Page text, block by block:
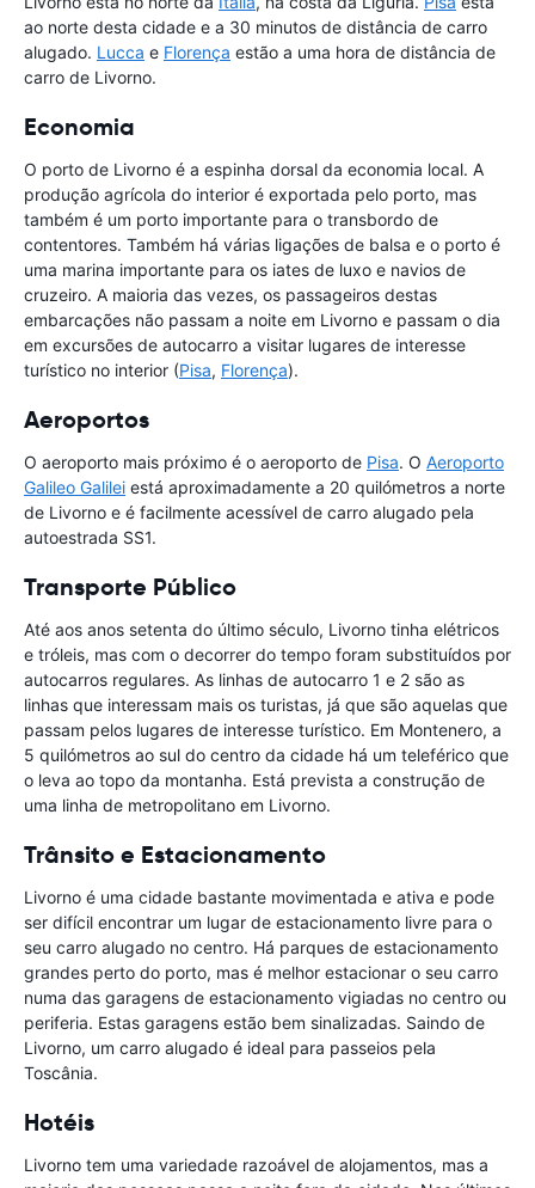
ao norte desta cidade e a 30 minutos de distância de carro
alugado. Lucca e Florença estão a uma hora de distância de
carro de Livorno.
Economia
O porto de Livorno é a espinha dorsal da economia local. A
produção agrícola do interior é exportada pelo porto, mas
também é um porto importante para o transbordo de
contentores. Também há várias ligações de balsa e o porto é
uma marina importante para os iates de luxo e navios de
cruzeiro. A maioria das vezes, os passageiros destas
embarcações não passam a noite em Livorno e passam o dia
em excursões de autocarro a visitar lugares de interesse
turístico no interior (Pisa, Florença).
Aeroportos
O aeroporto mais próximo é o aeroporto de Pisa. O Aeroporto
Galileo Galilei está aproximadamente a 20 quilómetros a norte
de Livorno e é facilmente acessível de carro alugado pela
autoestrada SS1.
Transporte Público
Até aos anos setenta do último século, Livorno tinha elétricos
e tróleis, mas com o decorrer do tempo foram substituídos por
autocarros regulares. As linhas de autocarro 1 e 2 são as
linhas que interessam mais os turistas, já que são aquelas que
passam pelos lugares de interesse turístico. Em Montenero, a
5 quilómetros ao sul do centro da cidade há um teleférico que
o leva ao topo da montanha. Está prevista a construção de
uma linha de metropolitano em Livorno.
Trânsito e Estacionamento
Livorno é uma cidade bastante movimentada e ativa e pode
ser difícil encontrar um lugar de estacionamento livre para o
seu carro alugado no centro. Há parques de estacionamento
grandes perto do porto, mas é melhor estacionar o seu carro
numa das garagens de estacionamento vigiadas no centro ou
periferia. Estas garagens estão bem sinalizadas. Saindo de
Livorno, um carro alugado é ideal para passeios pela
Toscânia.
Hotéis
Livorno tem uma variedade razoável de alojamentos, mas a